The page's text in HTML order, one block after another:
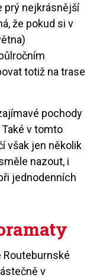
prý nejkrásnější
že pokud si v
totiž na trase
pochody
v tomto
však jen několik
nazout, i
jednodenních
Routeburnské
v